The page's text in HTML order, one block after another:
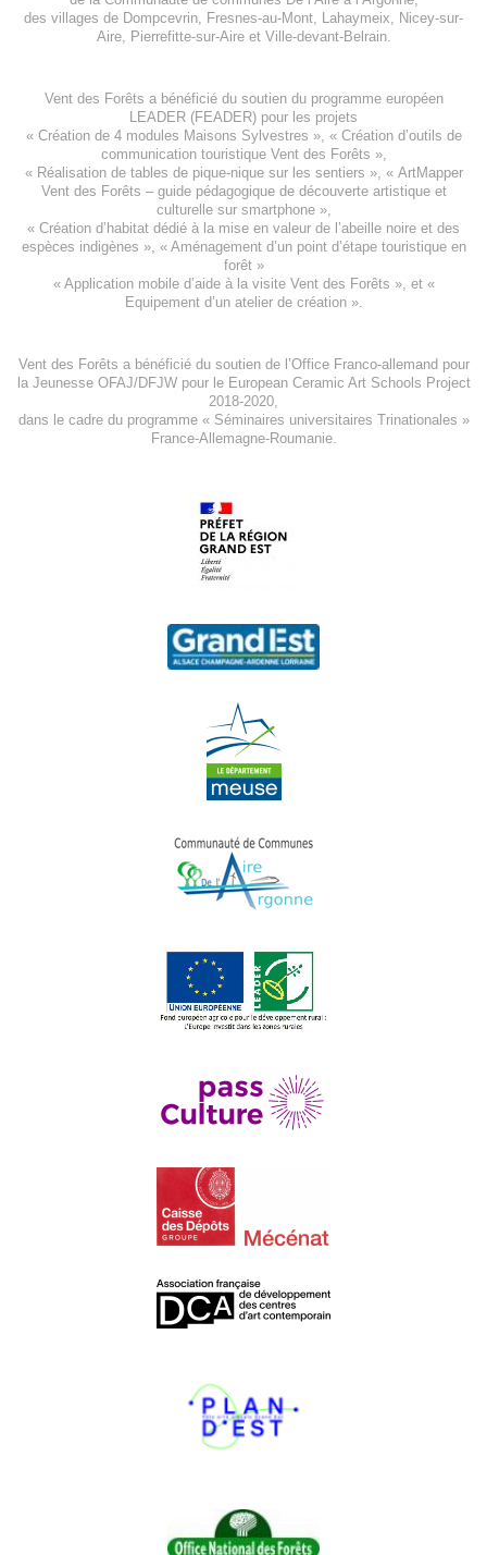
des villages de Dompcevrin Fresnes-au-Mont Lahaymeix
Nicey-sur-
Aire, Pierrefitte-sur-Aireet Ville-devant-Belrain.
Vent des Forêts a bénéficié du soutien du programme européen
LEADER (FEADER) pour les projets
« Création de 4 modules Maisons Sylvestres », « Création d’outils de
communication touristique Vent des Forêts »,
« Réalisation de tables de pique-nique sur les sentiers », « ArtMapper
Vent des Forêts – guide pédagogique de découverte artistique et
culturelle sur smartphone »,
« Création d’habitat dédié à la mise en valeur de l’abeille noire et des
espèces indigènes », « Aménagement d’un point d’étape touristique en
forêt»
« Application mobile d’aide à la visite Vent des Forêts », et «
Equipement d’un atelier de création».
Vent des Forêts a bénéficié du soutien de l’Office Franco-allemand pour
la Jeunesse OFAJ/DFJWpour leEuropean Ceramic Art Schools Project
2018-2020
dans le cadre du programme « Séminaires universitaires Trinationales »
France-Allemagne-Roumanie.